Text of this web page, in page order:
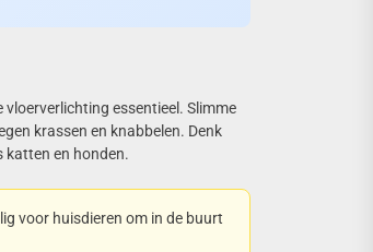
essentieel. Slimme
krassen en knabbelen. Denk
katten en honden.
voor huisdieren om in de buurt